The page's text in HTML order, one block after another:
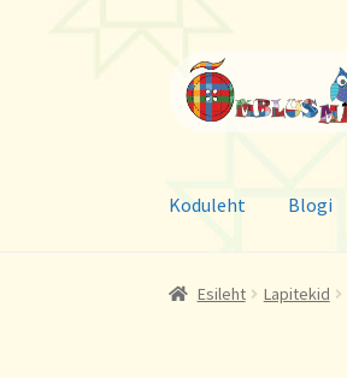
Liigu
navigeerimisele
Liigu
sisu
juurde
Koduleht Blogi
Esileht Lapitekid